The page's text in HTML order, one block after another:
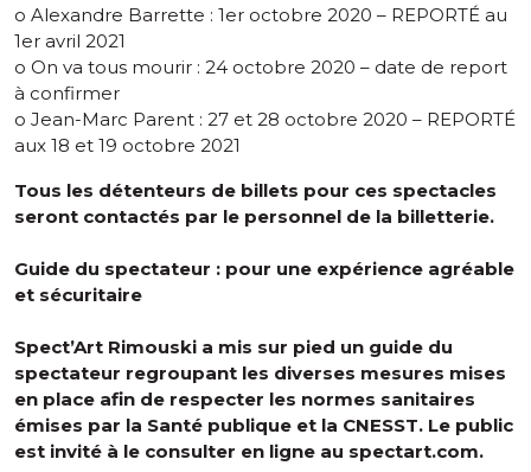
o Alexandre Barrette : 1er octobre 2020 – REPORTÉ au
1er avril 2021
o On va tous mourir : 24 octobre 2020 – date de report
à confirmer
o Jean-Marc Parent : 27 et 28 octobre 2020 – REPORTÉ
aux 18 et 19 octobre 2021
Tous les détenteurs de billets pour ces spectacles
seront contactés par le personnel de la billetterie.
Guide du spectateur : pour une expérience agréable
et sécuritaire
Spect’Art Rimouski a mis sur pied un guide du
spectateur regroupant les diverses mesures mises
en place afin de respecter les normes sanitaires
émises par la Santé publique et la CNESST. Le public
est invité à le consulter en ligne au spectart.com.